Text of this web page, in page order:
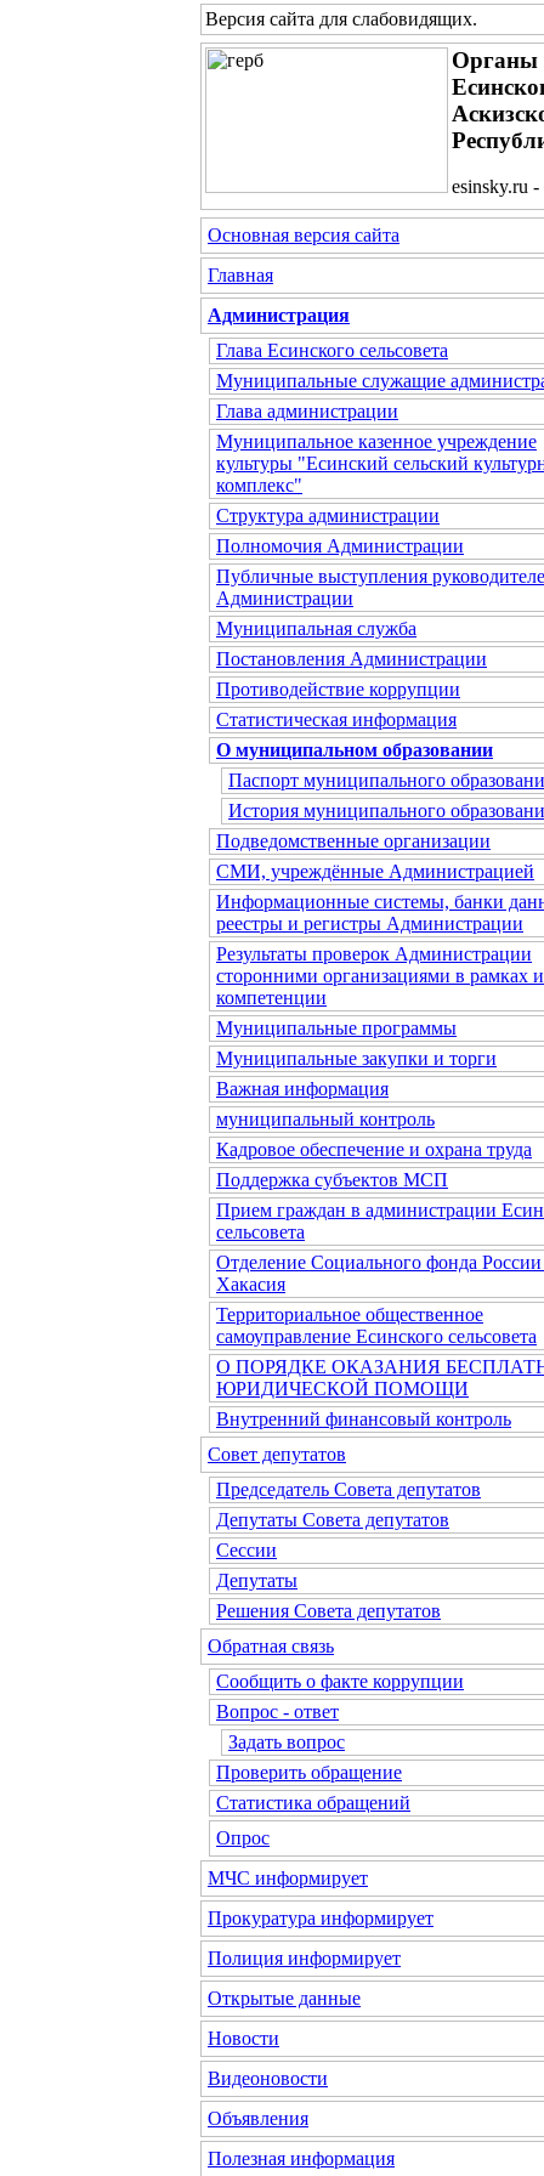
Версия сайта для слабовидящих.
Органы
esinsky.ru
Основная версия сайта
Главная
Администрация
Глава Есинского сельсовета
Муниципальные служащие
Глава администрации
Муниципальное казенное учреждение
культуры "Есинский сельский
комплекс"
Структура администрации
Полномочия Администрации
Публичные выступления
Администрации
Муниципальная служба
Постановления Администрации
Противодействие коррупции
Статистическая информация
О муниципальном образовании
Паспорт муниципального
История муниципального
Подведомственные организации
СМИ, учреждённые Администрацией
Информационные системы, банки
реестры и регистры Администрации
Результаты проверок Администрации
сторонними организациями в рамках
компетенции
Муниципальные программы
Муниципальные закупки и торги
Важная информация
муниципальный контроль
Кадровое обеспечение и охрана труда
Поддержка субъектов МСП
Прием граждан в администрации
сельсовета
Отделение Социального фонда
Хакасия
Территориальное общественное
самоуправление Есинского сельсовета
О ПОРЯДКЕ ОКАЗАНИЯ
ЮРИДИЧЕСКОЙ ПОМОЩИ
Внутренний финансовый контроль
Совет депутатов
Председатель Совета депутатов
Депутаты Совета депутатов
Сессии
Депутаты
Решения Совета депутатов
Обратная связь
Сообщить о факте коррупции
Вопрос - ответ
Задать вопрос
Проверить обращение
Статистика обращений
Опрос
МЧС информирует
Прокуратура информирует
Полиция информирует
Открытые данные
Новости
Видеоновости
Объявления
Полезная информация